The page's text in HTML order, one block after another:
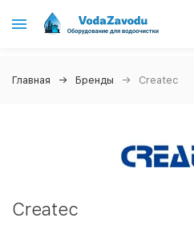
Главная Бренды Createc
Createc